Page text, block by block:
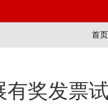
首页
奖发票